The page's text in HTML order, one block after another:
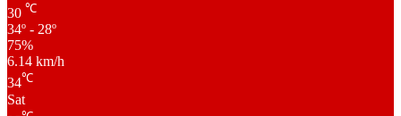
30 ℃
34º - 28º
75%
6.14 km/h
34℃
Sat